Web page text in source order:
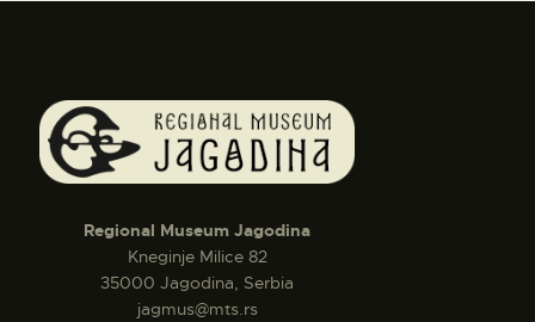
Regional Museum Jagodina
Kneginje Milice 82
35000 Jagodina, Serbia
jagmus@mts.rs